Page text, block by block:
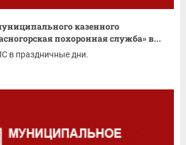
казенного
похоронная служба» в...
в праздничные дни.